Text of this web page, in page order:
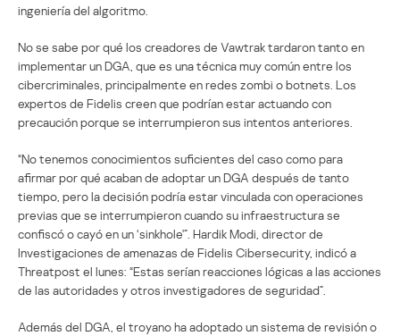
ingeniería del algoritmo.
No se sabe por qué los creadores de Vawtrak tardaron tanto en
implementar un DGA, que es una técnica muy común entre los
cibercriminales, principalmente en redes zombi o botnets. Los
expertos de Fidelis creen que podrían estar actuando con
precaución porque se interrumpieron sus intentos anteriores.
“No tenemos conocimientos suficientes del caso como para
afirmar por qué acaban de adoptar un DGA después de tanto
tiempo, pero la decisión podría estar vinculada con operaciones
previas que se interrumpieron cuando su infraestructura se
confiscó o cayó en un ‘sinkhole'”. Hardik Modi, director de
Investigaciones de amenazas de Fidelis Cibersecurity, indicó a
Threatpost el lunes: “Estas serían reacciones lógicas a las acciones
de las autoridades y otros investigadores de seguridad”.
Además del DGA, el troyano ha adoptado un sistema de revisión o